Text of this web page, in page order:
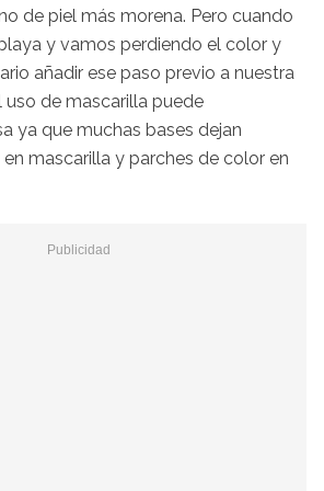
de piel más morena. Pero cuando
y vamos perdiendo el color y
añadir ese paso previo a nuestra
uso de mascarilla puede
ya que muchas bases dejan
mascarilla y parches de color en